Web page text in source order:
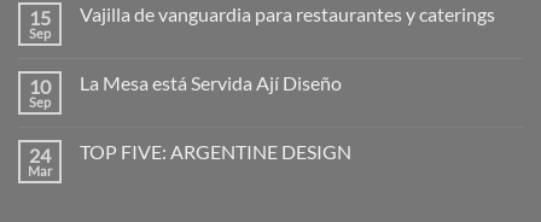
en
al
poder
15
Sep
Vajilla de vanguardia para restaurantes y caterings
en
para
restaurantes
10
Sep
La Mesa está Servida Ají Diseño
en
24
Mar
TOP FIVE: ARGENTINE DESIGN